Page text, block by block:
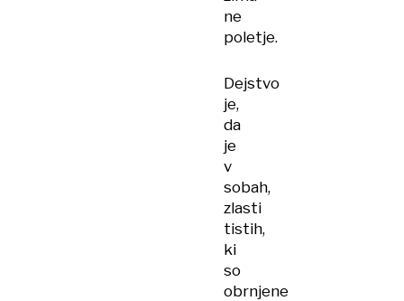
ne
poletje.
Dejstvo
je,
da
je
v
sobah,
zlasti
tistih,
ki
so
obrnjene